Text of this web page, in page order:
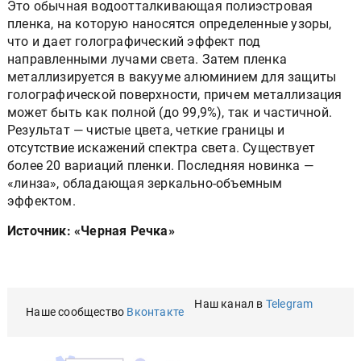
Это обычная водоотталкивающая полиэстровая
пленка, на которую наносятся определенные узоры,
что и дает голографический эффект под
направленными лучами света. Затем пленка
металлизируется в вакууме алюминием для защиты
голографической поверхности, причем металлизация
может быть как полной (до 99,9%), так и частичной.
Результат — чистые цвета, четкие границы и
отсутствие искажений спектра света. Существует
более 20 вариаций пленки. Последняя новинка —
«линза», обладающая зеркально-объемным
эффектом.
Источник: «Черная Речка»
Наше сообщество Вконтакте
Наш канал в Telegram